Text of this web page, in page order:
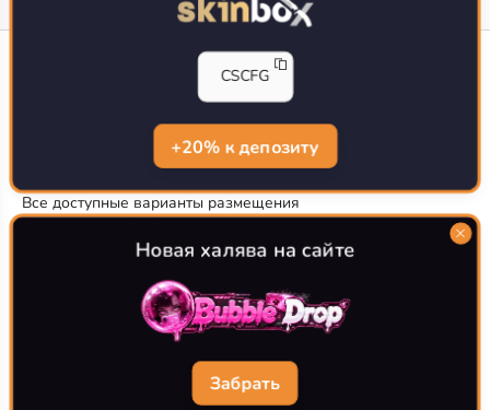
CS-CONFIG.com © 2020-2026 г.
Политика конфиденциальности
РЕКЛАМА НА САЙТЕ
Все доступные варианты размещения
Согласие на обработку данных
О CS-CONFIG.COM
CFG pro CS 2 - именно это мы и размещаем на нашем
проекте, иными словами мы предоставляем пользователям
конфиги про игроков кс2. Также вы сможете
самостоятельно поделиться своими настройками с другими
WebZapusk.ru
CSCFG
+20% к депозиту
Новая халява на сайте
Забрать